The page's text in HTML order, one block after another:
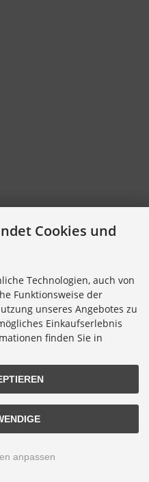
• Template-Programmierung Rehm
Cookies und
Technologien, auch von
Funktionsweise der
unseres Angebotes zu
Einkaufserlebnis
finden Sie in
anpassen